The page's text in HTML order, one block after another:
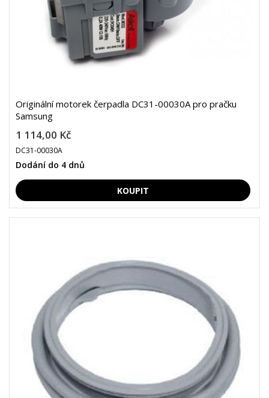
Originální motorek čerpadla DC31-00030A pro pračku
Samsung
1 114,00 Kč
DC31-00030A
Dodání do 4 dnů